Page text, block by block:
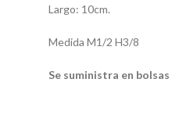
Largo: 10cm.
Medida M1/2 H3/8
Se suministra en bolsas